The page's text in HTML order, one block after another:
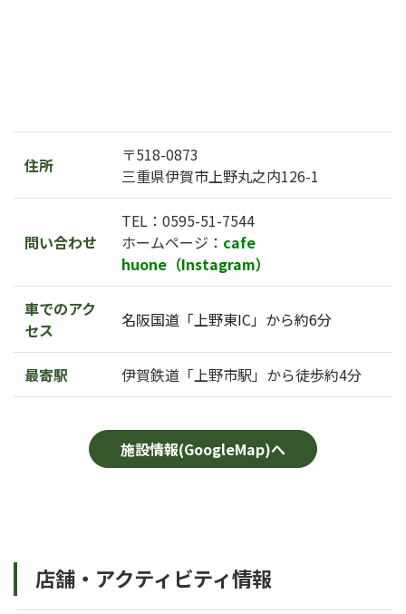
住所
〒518-0873
三重県伊賀市上野丸之内126-1
問い合わせ
TEL：0595-51-7544
ホームページ： cafe
huone（Instagram）
車でのアク
セス
名阪国道「上野東IC」から約6分
最寄駅 伊賀鉄道「上野市駅」から徒歩約4分
施設情報(GoogleMap)へ
店舗・アクティビティ情報